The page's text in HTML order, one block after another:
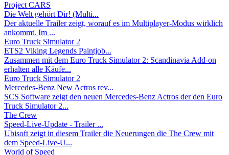
Project CARS
Die Welt gehört Dir! (Multi...
Der aktuelle Trailer zeigt, worauf es im Multiplayer-Modus wirklich
ankommt. Im ...
Euro Truck Simulator 2
ETS2 Viking Legends Paintjob...
Zusammen mit dem Euro Truck Simulator 2: Scandinavia Add-on
erhalten alle Käufe...
Euro Truck Simulator 2
Mercedes-Benz New Actros rev...
SCS Software zeigt den neuen Mercedes-Benz Actros der den Euro
Truck Simulator 2...
The Crew
Speed-Live-Update - Trailer ...
Ubisoft zeigt in diesem Trailer die Neuerungen die The Crew mit
dem Speed-Live-U...
World of Speed